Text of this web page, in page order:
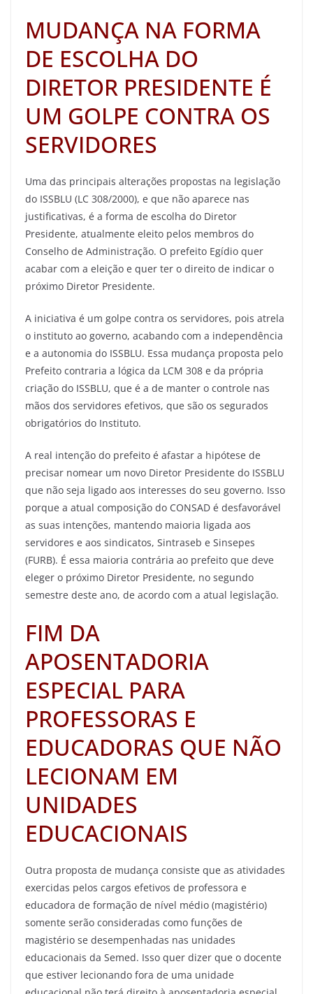
MUDANÇA NA FORMA
DE ESCOLHA DO
DIRETOR PRESIDENTE É
UM GOLPE CONTRA OS
SERVIDORES
Uma das principais alterações propostas na legislação
do ISSBLU (LC 308/2000), e que não aparece nas
justificativas, é a forma de escolha do Diretor
Presidente, atualmente eleito pelos membros do
Conselho de Administração. O prefeito Egídio quer
acabar com a eleição e quer ter o direito de indicar o
próximo Diretor Presidente.
A iniciativa é um golpe contra os servidores, pois atrela
o instituto ao governo, acabando com a independência
e a autonomia do ISSBLU. Essa mudança proposta pelo
Prefeito contraria a lógica da LCM 308 e da própria
criação do ISSBLU, que é a de manter o controle nas
mãos dos servidores efetivos, que são os segurados
obrigatórios do Instituto.
A real intenção do prefeito é afastar a hipótese de
precisar nomear um novo Diretor Presidente do ISSBLU
que não seja ligado aos interesses do seu governo. Isso
porque a atual composição do CONSAD é desfavorável
as suas intenções, mantendo maioria ligada aos
servidores e aos sindicatos, Sintraseb e Sinsepes
(FURB). É essa maioria contrária ao prefeito que deve
eleger o próximo Diretor Presidente, no segundo
semestre deste ano, de acordo com a atual legislação.
FIM DA
APOSENTADORIA
ESPECIAL PARA
PROFESSORAS E
EDUCADORAS QUE NÃO
LECIONAM EM
UNIDADES
EDUCACIONAIS
Outra proposta de mudança consiste que as atividades
exercidas pelos cargos efetivos de professora e
educadora de formação de nível médio (magistério)
somente serão consideradas como funções de
magistério se desempenhadas nas unidades
educacionais da Semed. Isso quer dizer que o docente
que estiver lecionando fora de uma unidade